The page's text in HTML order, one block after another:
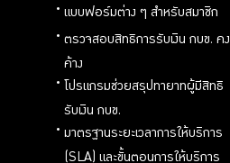
แบบฟอร์มต่าง ๆ สำหรับสมาชิก
ตรวจสอบสิทธิการรับเงิน กบข. คง
ค้าง
โปรแกรมช่วยสรุปทายาทผู้มีสิทธิ
รับเงิน กบข.
มาตรฐานระยะเวลาการให้บริการ
(SLA) และขั้นตอนการให้บริการ